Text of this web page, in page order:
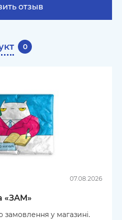
отзыв
0
07.08.2026
«ЗАМ»
у магазині.